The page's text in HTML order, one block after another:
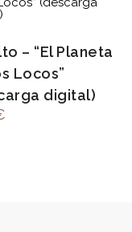
– “El Planeta
Locos”
digital)